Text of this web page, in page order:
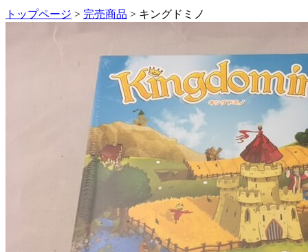
トップページ > 完売商品 > キングドミノ